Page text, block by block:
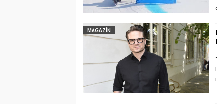
MAGAZÍN